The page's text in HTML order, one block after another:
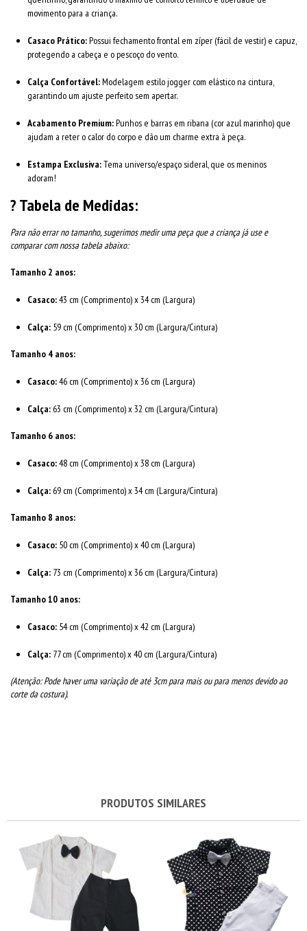
movimento para a criança.
Casaco Prático:Possui fechamento frontal em zíper (fácil de vestir) e capuz,
protegendo a cabeça e o pescoço do vento.
Calça Confortável:Modelagem estilo jogger com elástico na cintura,
garantindo um ajuste perfeito sem apertar.
Acabamento Premium:Punhos e barras em ribana (cor azul marinho) que
ajudam a reter o calor do corpo e dão um charme extra à peça.
Estampa Exclusiva:Tema universo/espaço sideral, que os meninos
adoram!
? Tabela de Medidas:
Para não errar no tamanho, sugerimos medir uma peça que a criança já use e
comparar com nossa tabela abaixo:
Tamanho 2 anos:
Casaco:43 cm (Comprimento) x 34 cm (Largura)
Calça: 59 cm (Comprimento) x 30 cm (Largura/Cintura)
Tamanho 4 anos:
Casaco:46 cm (Comprimento) x 36 cm (Largura)
Calça: 63 cm (Comprimento) x 32 cm (Largura/Cintura)
Tamanho 6 anos:
Casaco:48 cm (Comprimento) x 38 cm (Largura)
Calça: 69 cm (Comprimento) x 34 cm (Largura/Cintura)
Tamanho 8 anos:
Casaco: 50 cm (Comprimento) x 40 cm (Largura)
Calça: 73 cm (Comprimento) x 36 cm (Largura/Cintura)
Tamanho 10 anos:
Casaco: 54 cm (Comprimento) x 42 cm (Largura)
Calça: 77 cm (Comprimento) x 40 cm (Largura/Cintura)
(Atenção: Pode haver uma variação de até 3cm para mais ou para menos devido ao
corte da costura).
PRODUTOS SIMILARES